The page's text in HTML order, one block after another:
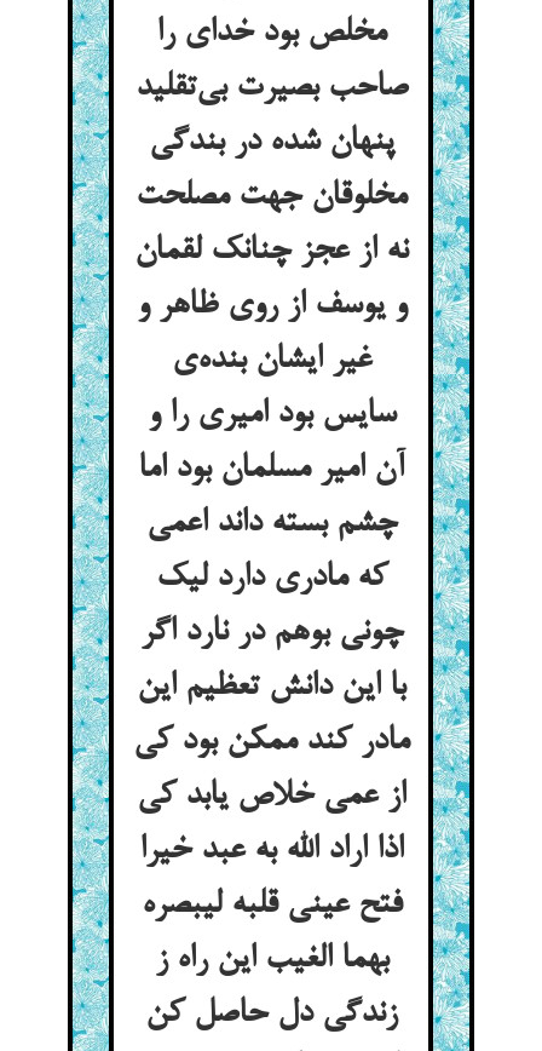
مخلص بود خدای را
صاحب بصیرت بی‌تقلید
پنهان شده در بندگی
مخلوقان جهت مصلحت
نه از عجز چنانک لقمان
و یوسف از روی ظاهر و
غیر ایشان بنده‌ی
سایس بود امیری را و
آن امیر مسلمان بود اما
چشم بسته داند اعمی
که مادری دارد لیک
چونی بوهم در نارد اگر
با این دانش تعظیم این
مادر کند ممکن بود کی
از عمی خلاص یابد کی
اذا اراد الله به عبد خیرا
فتح عینی قلبه لیبصره
بهما الغیب این راه ز
زندگی دل حاصل کن